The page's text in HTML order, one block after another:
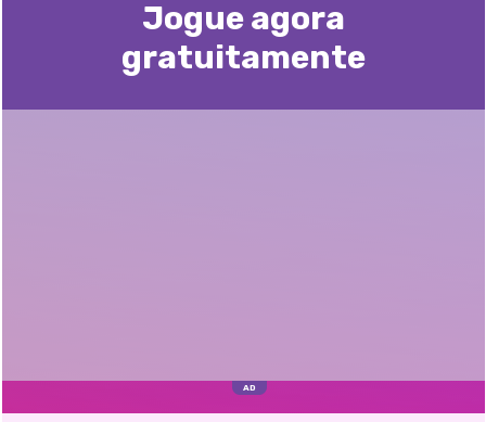
Jogue agora
gratuitamente